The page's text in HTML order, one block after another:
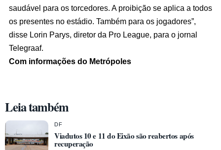
saudável para os torcedores. A proibição se aplica a todos
os presentes no estádio. Também para os jogadores”,
disse Lorin Parys, diretor da Pro League, para o jornal
Telegraaf.
Com informações do Metrópoles
Leia também
DF
Viadutos 10 e 11 do Eixão são reabertos após
recuperação